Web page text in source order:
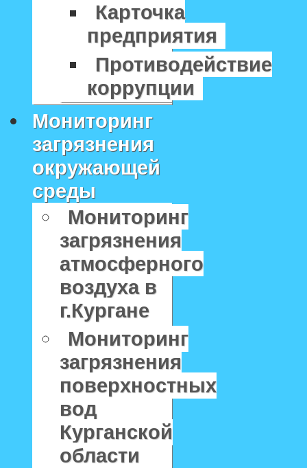
Карточка
предприятия
Противодействие
коррупции
Мониторинг
загрязнения
окружающей
среды
Мониторинг
загрязнения
атмосферного
воздуха в
г.Кургане
Мониторинг
загрязнения
поверхностных
вод
Курганской
области